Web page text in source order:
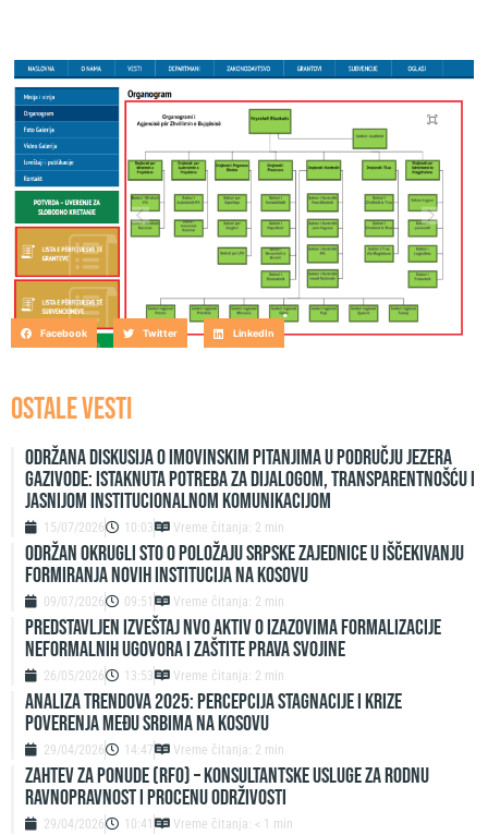
Facebook Twitter LinkedIn
OSTALE VESTI
Održana diskusija o imovinskim pitanjima u području jezera
Gazivode: Istaknuta potreba za dijalogom, transparentnošću i
jasnijom institucionalnom komunikacijom
15/07/2026 10:03 Vreme čitanja: 2 min
ODRŽAN OKRUGLI STO O POLOŽAJU SRPSKE ZAJEDNICE U IŠČEKIVANJU
FORMIRANJA NOVIH INSTITUCIJA NA KOSOVU
09/07/2026 09:51 Vreme čitanja: 2 min
Predstavljen izveštaj NVO Aktiv o izazovima formalizacije
neformalnih ugovora i zaštite prava svojine
26/05/2026 13:53 Vreme čitanja: 2 min
ANALIZA TRENDOVA 2025: PERCEPCIJA STAGNACIJE I KRIZE
POVERENJA MEĐU SRBIMA NA KOSOVU
29/04/2026 14:47 Vreme čitanja: 2 min
ZAHTEV ZA PONUDE (RFO) – Konsultantske usluge za rodnu
ravnopravnost i procenu održivosti
29/04/2026 10:41 Vreme čitanja: < 1 min